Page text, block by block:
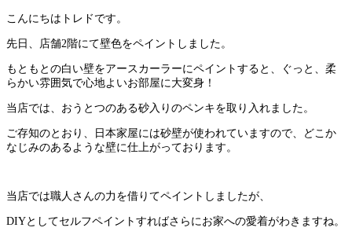
こんにちはトレドです。
先日、店舗2階にて壁色をペイントしました。
もともとの白い壁をアースカーラーにペイントすると、ぐっと、柔
らかい雰囲気で心地よいお部屋に大変身！
当店では、おうとつのある砂入りのペンキを取り入れました。
ご存知のとおり、日本家屋には砂壁が使われていますので、どこか
なじみのあるような壁に仕上がっております。
当店では職人さんの力を借りてペイントしましたが、
DIYとしてセルフペイントすればさらにお家への愛着がわきますね。